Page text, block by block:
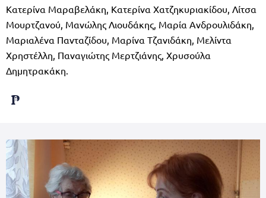
Κατερίνα Μαραβελάκη, Κατερίνα Χατζηκυριακίδου, Λίτσα
Μουρτζανού, Μανώλης Λιουδάκης, Μαρία Ανδρουλιδάκη,
Μαριαλένα Πανταζίδου, Μαρίνα Τζανιδάκη, Μελίντα
Χρηστέλλη, Παναγιώτης Μερτζιάνης, Χρυσούλα
Δημητρακάκη.